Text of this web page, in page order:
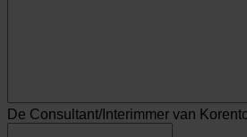
De Consultant/Interimmer van